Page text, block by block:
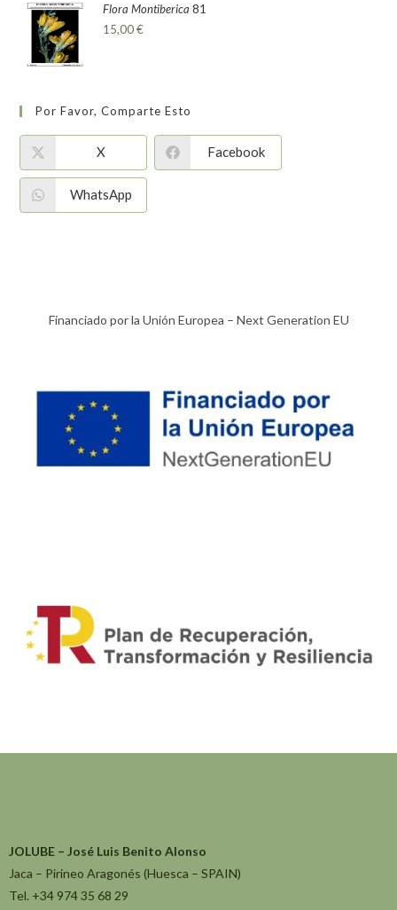
Flora Montiberica 81
15,00€
Por Favor, Comparte Esto
X Facebook
WhatsApp
Financiado por la Unión Europea – Next Generation EU​
JOLUBE – José Luis Benito Alonso
Jaca – Pirineo Aragonés (Huesca – SPAIN)
Tel. +34 974 35 68 29